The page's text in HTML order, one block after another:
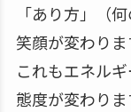
「あり方」（
笑顔が変わりま
これもエネルギ
態度が変わりま